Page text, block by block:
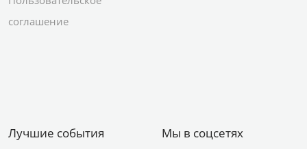
соглашение
Лучшие события Мы в соцсетях